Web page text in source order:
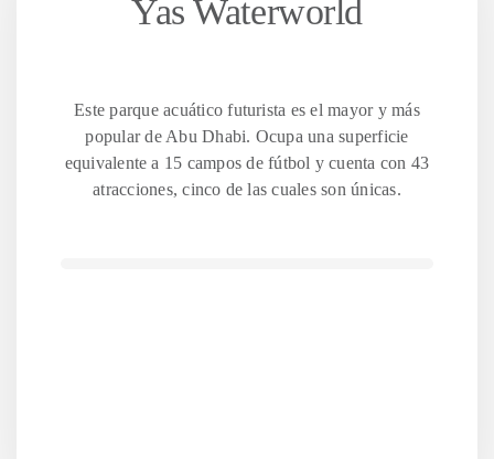
Yas Waterworld
Este parque acuático futurista es el mayor y más
popular de Abu Dhabi. Ocupa una superficie
equivalente a 15 campos de fútbol y cuenta con 43
atracciones, cinco de las cuales son únicas.